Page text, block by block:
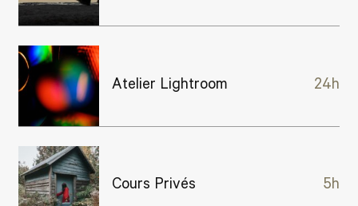
Atelier Lightroom 24h
Cours Privés 5h